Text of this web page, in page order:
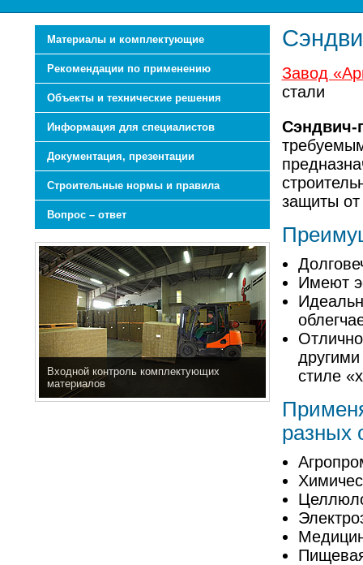
Материалы и комплектующие
Рекомендации по применению
Объекты и технические решения
Информация для специалистов
Документация, презентации
Строительные нормы и правила
Вопрос – ответ
Входной контроль комплектующих
материалов
Завод
стали
Сэндвич-
защиты от
Имеют
стиле
разных